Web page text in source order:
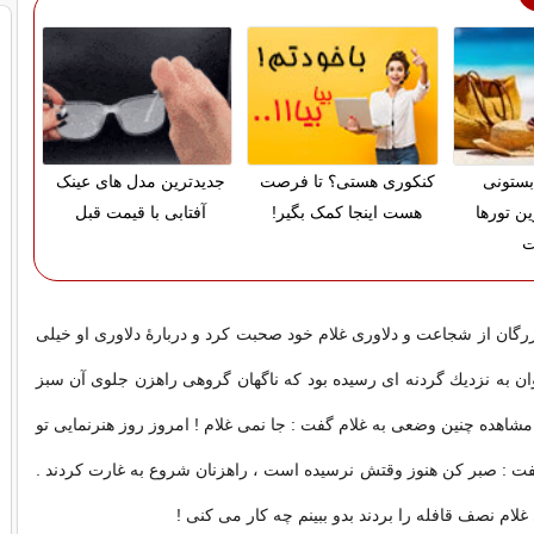
تورها
کنکوری هستی؟ تا فرصت
هست اینجا کمک بگیر!
جدیدترین مدل های عینک
آفتابی با قیمت قبل
از شجاعت و دلاوری غلام خود صحبت كرد و دربارهٔ دلاوری او خیلی
به نزدیك گردنه ای رسیده بود كه ناگهان گروهی راهزن جلوی آن سبز
مشاهده چنین وضعی به غلام گفت : جا نمی غلام ! امروز روز هنرنمایی تو
: صبر كن هنوز وقتش نرسیده است ، راهزنان شروع به غارت كردند .
نصف قافله را بردند بدو ببینم چه كار می كنی !